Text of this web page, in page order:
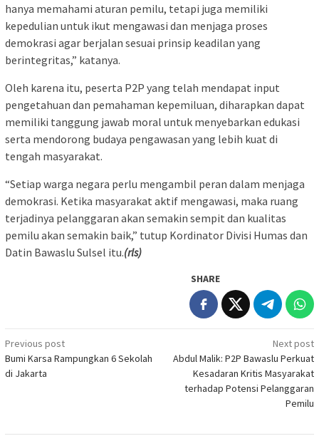
hanya memahami aturan pemilu, tetapi juga memiliki
kepedulian untuk ikut mengawasi dan menjaga proses
demokrasi agar berjalan sesuai prinsip keadilan yang
berintegritas,” katanya.
Oleh karena itu, peserta P2P yang telah mendapat input
pengetahuan dan pemahaman kepemiluan, diharapkan dapat
memiliki tanggung jawab moral untuk menyebarkan edukasi
serta mendorong budaya pengawasan yang lebih kuat di
tengah masyarakat.
“Setiap warga negara perlu mengambil peran dalam menjaga
demokrasi. Ketika masyarakat aktif mengawasi, maka ruang
terjadinya pelanggaran akan semakin sempit dan kualitas
pemilu akan semakin baik,” tutup Kordinator Divisi Humas dan
Datin Bawaslu Sulsel itu.(rls)
SHARE
Post
navigation
Previous post
Bumi Karsa Rampungkan 6 Sekolah
di Jakarta
Next post
Abdul Malik: P2P Bawaslu Perkuat
Kesadaran Kritis Masyarakat
terhadap Potensi Pelanggaran
Pemilu